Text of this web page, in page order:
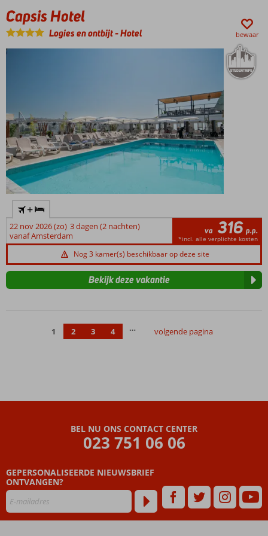
Capsis Hotel
Logies en ontbijt-Hotel bewaar
+
22 nov 2026 (zo) 3 dagen (2 nachten)
vanaf Amsterdam
va 316 p.p.
*incl. alle verplichte kosten
Nog 3 kamer(s) beschikbaar op deze site
Bekijk deze vakantie
1 2 3 4 … volgende pagina
BEL NU ONS CONTACT CENTER
023 751 06 06
GEPERSONALISEERDE NIEUWSBRIEF
ONTVANGEN?